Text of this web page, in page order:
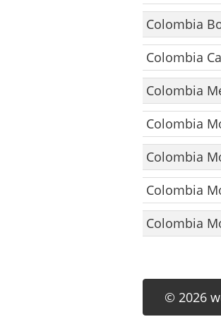
Colombia
Colombia
Colombia
Colombia
Colombia
Colombia
Colombia
© 2026